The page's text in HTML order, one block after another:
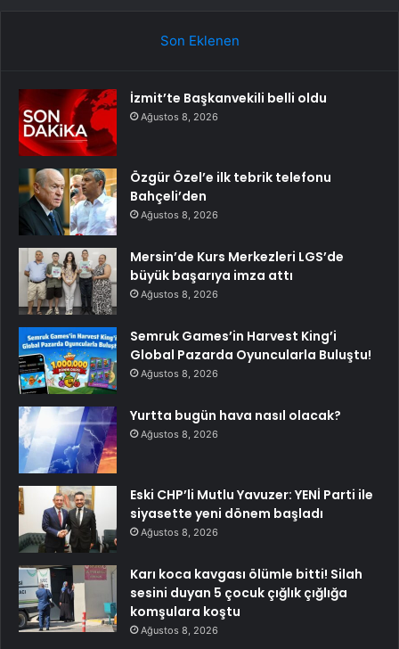
Son Eklenen
İzmit’te Başkanvekili belli oldu
Ağustos 8, 2026
Özgür Özel’e ilk tebrik telefonu
Bahçeli’den
Ağustos 8, 2026
Mersin’de Kurs Merkezleri LGS’de
büyük başarıya imza attı
Ağustos 8, 2026
Semruk Games’in Harvest King’i
Global Pazarda Oyuncularla Buluştu!
Ağustos 8, 2026
Yurtta bugün hava nasıl olacak?
Ağustos 8, 2026
Eski CHP’li Mutlu Yavuzer: YENİ Parti ile
siyasette yeni dönem başladı
Ağustos 8, 2026
Karı koca kavgası ölümle bitti! Silah
sesini duyan 5 çocuk çığlık çığlığa
komşulara koştu
Ağustos 8, 2026